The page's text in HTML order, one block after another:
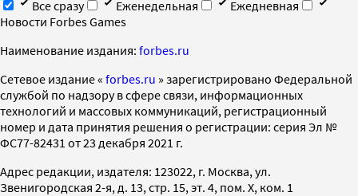
Все сразу
Еженедельная
Ежедневная
Новости Forbes Games
Наименование издания: forbes.ru
Cетевое издание « forbes.ru » зарегистрировано Федеральной
службой по надзору в сфере связи, информационных
технологий и массовых коммуникаций, регистрационный
номер и дата принятия решения о регистрации: серия Эл №
ФС77-82431 от 23 декабря 2021 г.
Адрес редакции, издателя: 123022, г. Москва, ул.
Звенигородская 2-я, д. 13, стр. 15, эт. 4, пом. X, ком. 1